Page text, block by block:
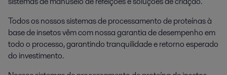
Todos os nossos sistemas de processamento de proteínas à
base de insetos vêm com nossa garantia de desempenho em
todo o processo, garantindo tranquilidade e retorno esperado
do investimento.